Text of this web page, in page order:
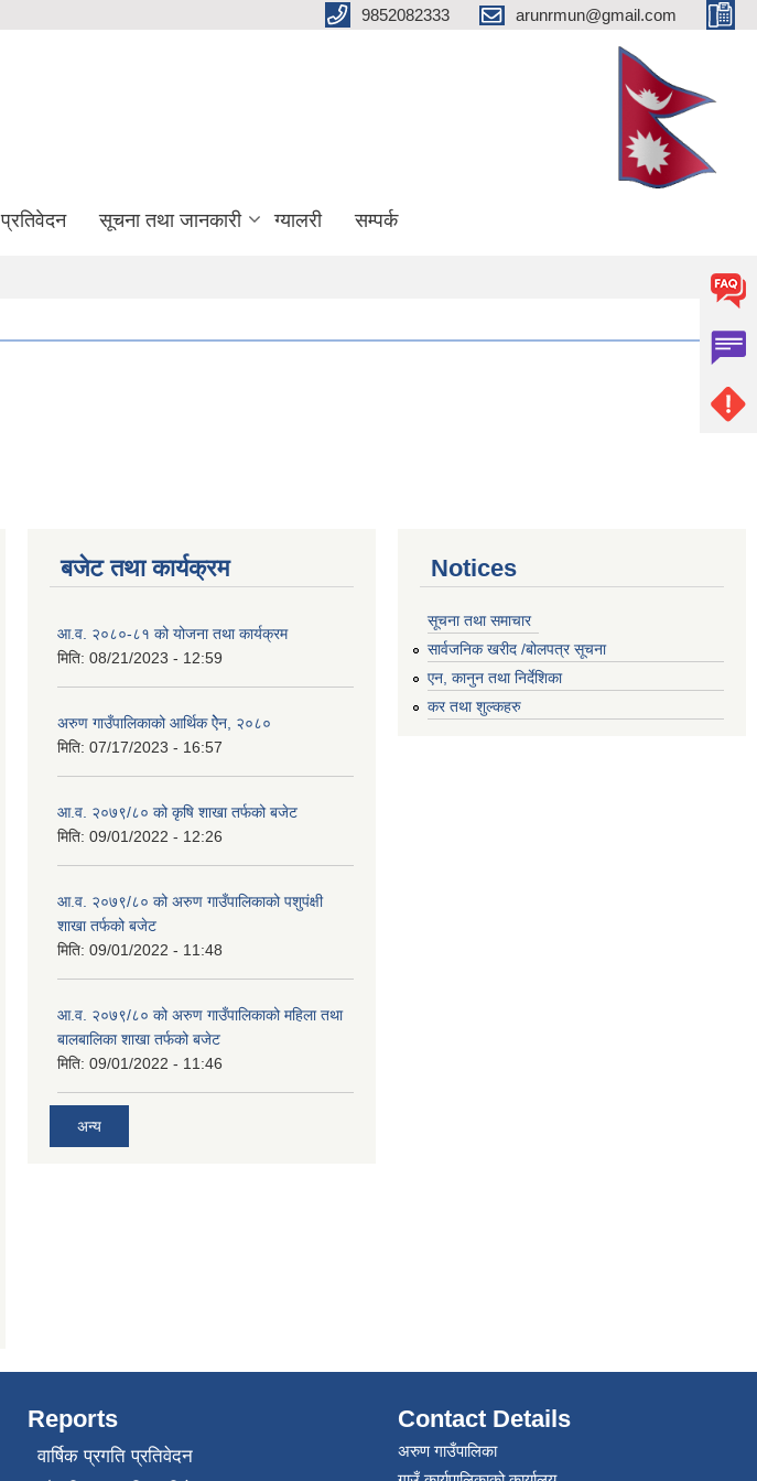
9852082333 arunrmun@gmail.com
प्रतिवेदन सूचना तथा जानकारी ग्यालरी सम्पर्क
बजेट तथा कार्यक्रम
आ.व. २०८०-८१ को योजना तथा कार्यक्रम
मिति: 08/21/2023 - 12:59
अरुण गाउँपालिकाको आर्थिक ऐेन, २०८०
मिति: 07/17/2023 - 16:57
आ.व. २०७९/८० को कृषि शाखा तर्फको बजेट
मिति: 09/01/2022 - 12:26
आ.व. २०७९/८० को अरुण गाउँपालिकाको पशुपंक्षी
शाखा तर्फको बजेट
मिति: 09/01/2022 - 11:48
आ.व. २०७९/८० को अरुण गाउँपालिकाको महिला तथा
बालबालिका शाखा तर्फको बजेट
मिति: 09/01/2022 - 11:46
अन्य
Notices
सूचना तथा समाचार
सार्वजनिक खरीद /बोलपत्र सूचना
एन, कानुन तथा निर्देशिका
कर तथा शुल्कहरु
Reports
वार्षिक प्रगति प्रतिवेदन
Contact Details
अरुण गाउँपालिका